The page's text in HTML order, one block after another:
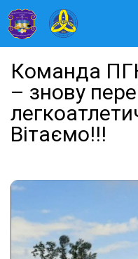
Команда
– знову
Вітаємо!!!